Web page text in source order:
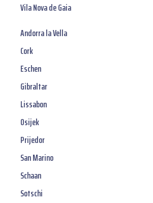
Vila Nova de Gaia
Andorra la Vella
Cork
Eschen
Gibraltar
Lissabon
Osijek
Prijedor
San Marino
Schaan
Sotschi